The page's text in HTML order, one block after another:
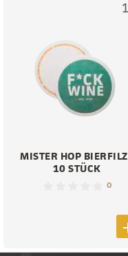
MISTER HOP
10 STÜCK
0